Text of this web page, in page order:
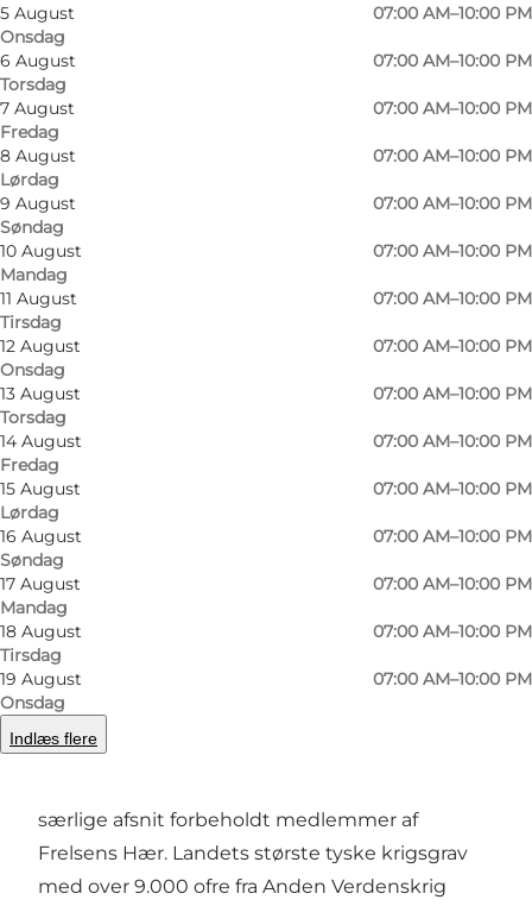
5 August
Onsdag
07:00 AM–10:00 PM
6 August
Torsdag
07:00 AM–10:00 PM
7 August
Fredag
07:00 AM–10:00 PM
8 August
Lørdag
07:00 AM–10:00 PM
9 August
Søndag
07:00 AM–10:00 PM
10 August
Mandag
07:00 AM–10:00 PM
11 August
Tirsdag
07:00 AM–10:00 PM
12 August
Onsdag
07:00 AM–10:00 PM
13 August
Torsdag
07:00 AM–10:00 PM
14 August
Fredag
07:00 AM–10:00 PM
15 August
Lørdag
07:00 AM–10:00 PM
16 August
Søndag
07:00 AM–10:00 PM
17 August
Mandag
07:00 AM–10:00 PM
18 August
Tirsdag
07:00 AM–10:00 PM
19 August
Onsdag
07:00 AM–10:00 PM
Indlæs flere
Foto
©Ursula Bach
©
Vestre Kirkegård blev i 1870 anlagt som
Københavns nye, store hovedbegravelsesplads.
Her findes en lang række forskellige
gravstedstyper, og her er også både katolsk,
særlige afsnit forbeholdt medlemmer af
Frelsens Hær. Landets største tyske krigsgrav
med over 9.000 ofre fra Anden Verdenskrig